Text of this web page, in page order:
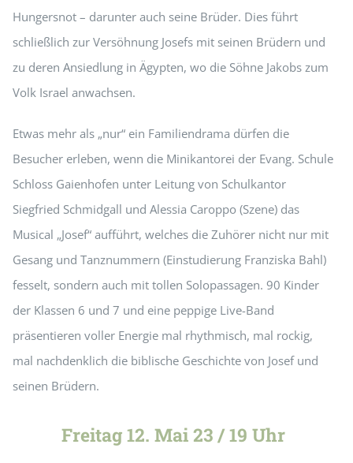
Hungersnot – darunter auch seine Brüder. Dies führt
schließlich zur Versöhnung Josefs mit seinen Brüdern und
zu deren Ansiedlung in Ägypten, wo die Söhne Jakobs zum
Volk Israel anwachsen.
Etwas mehr als „nur“ ein Familiendrama dürfen die
Besucher erleben, wenn die Minikantorei der Evang. Schule
Schloss Gaienhofen unter Leitung von Schulkantor
Siegfried Schmidgall und Alessia Caroppo (Szene) das
Musical „Josef“ aufführt, welches die Zuhörer nicht nur mit
Gesang und Tanznummern (Einstudierung Franziska Bahl)
fesselt, sondern auch mit tollen Solopassagen. 90 Kinder
der Klassen 6 und 7 und eine peppige Live-Band
präsentieren voller Energie mal rhythmisch, mal rockig,
mal nachdenklich die biblische Geschichte von Josef und
seinen Brüdern.
Freitag 12. Mai 23 / 19 Uhr